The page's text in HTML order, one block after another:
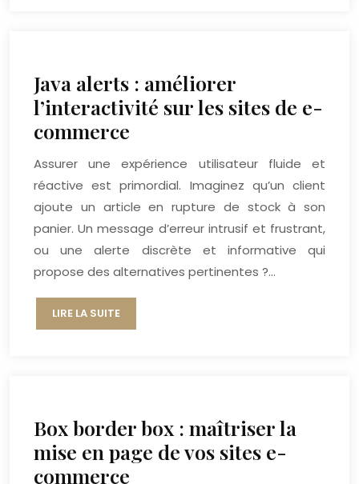
Java alerts : améliorer
l’interactivité sur les sites de e-
commerce
Assurer une expérience utilisateur fluide et
réactive est primordial. Imaginez qu’un client
ajoute un article en rupture de stock à son
panier. Un message d’erreur intrusif et frustrant,
ou une alerte discrète et informative qui
propose des alternatives pertinentes ?…
LIRE LA SUITE
Box border box : maîtriser la
mise en page de vos sites e-
commerce